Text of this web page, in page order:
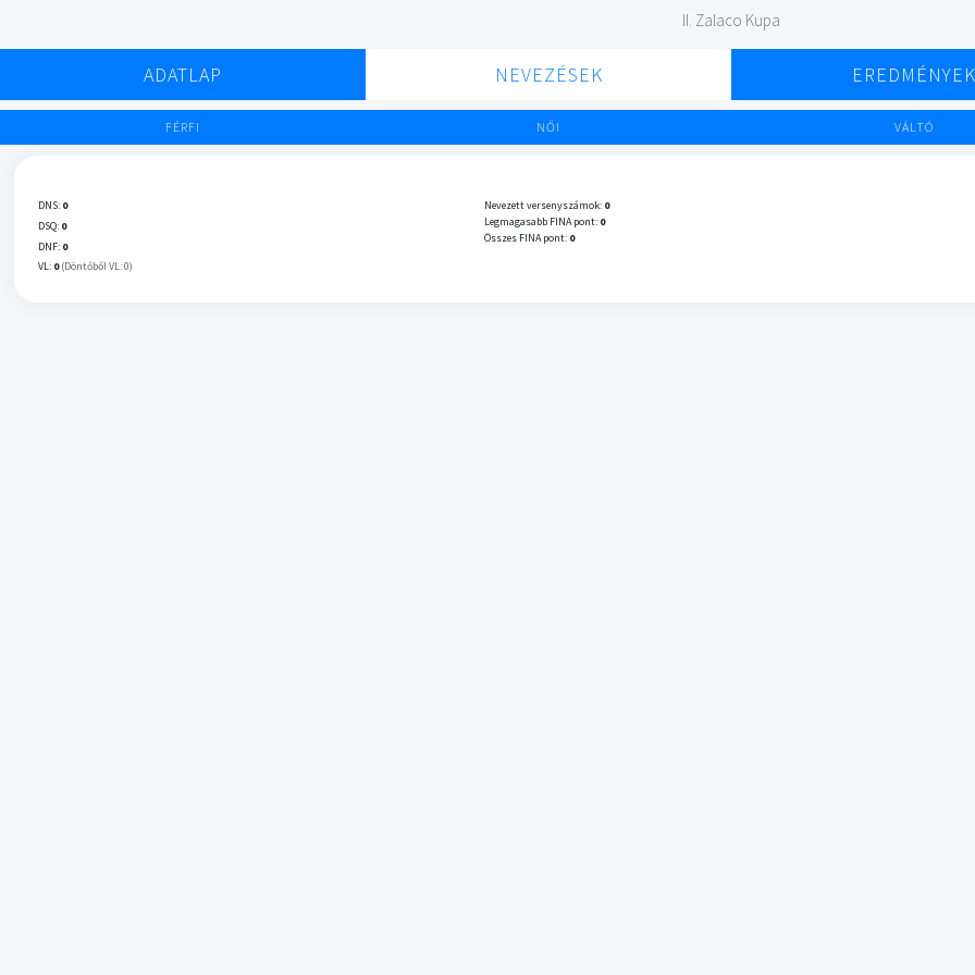
II. Zalaco Kupa
ADATLAP NEVEZÉSEK EREDMÉNYEK
FÉRFI NŐI VÁLTÓ
DNS: 0
DSQ: 0
DNF: 0
VL: 0 (Döntőből VL: 0)
Nevezett versenyszámok: 0
Legmagasabb FINA pont: 0
Összes FINA pont: 0